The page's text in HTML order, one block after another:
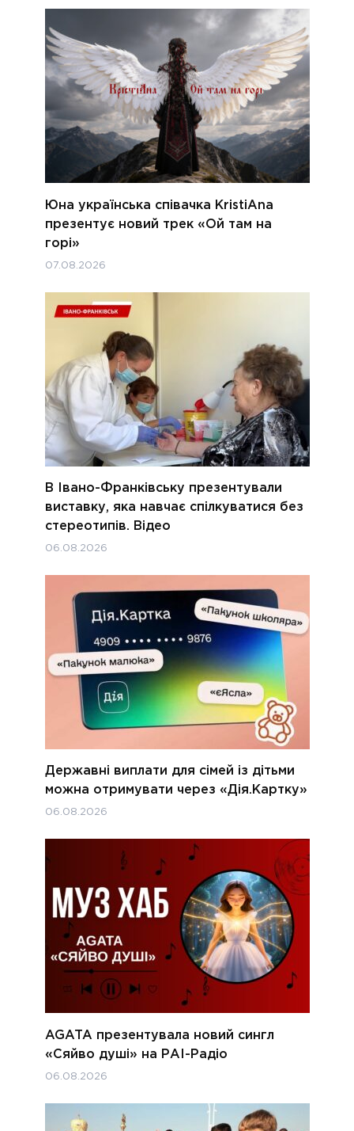
Юна українська співачка KristiAna
презентує новий трек «Ой там на
горі»
07.08.2026
В Івано-Франківську презентували
виставку, яка навчає спілкуватися без
стереотипів. Відео
06.08.2026
Державні виплати для сімей із дітьми
можна отримувати через «Дія.Картку»
06.08.2026
AGATA презентувала новий сингл
«Сяйво душі» на РАІ-Радіо
06.08.2026